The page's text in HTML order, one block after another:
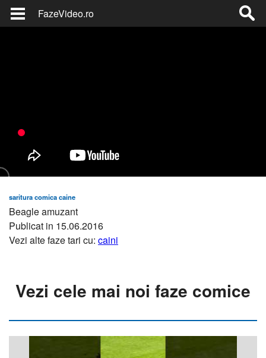
FazeVideo.ro
saritura comica caine
Beagle amuzant
Publicat in 15.06.2016
Vezi alte faze tari cu: caini
Vezi cele mai noi faze comice